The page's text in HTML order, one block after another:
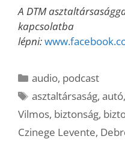
A DTM
kapcsolatba
lépni:
Kategória
audio, podcast
Címkék
asztaltársaság,autó
Vilmos, biztonság,
Czinege Levente,